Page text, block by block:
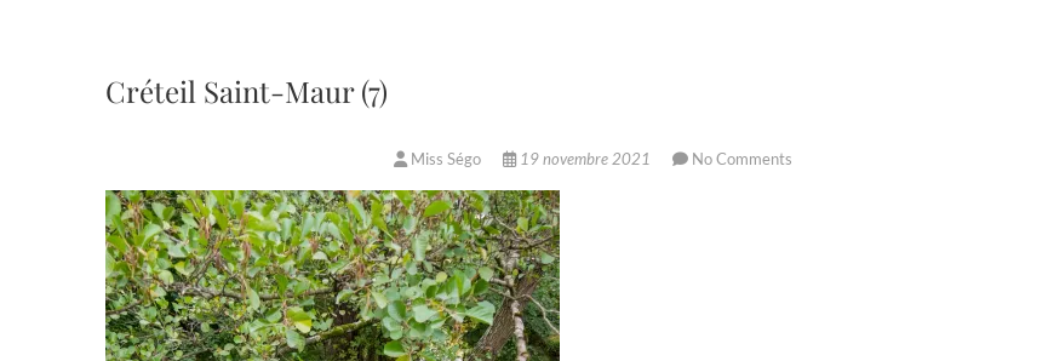
Créteil Saint-Maur (7)
Miss Ségo 19 novembre 2021 No Comments